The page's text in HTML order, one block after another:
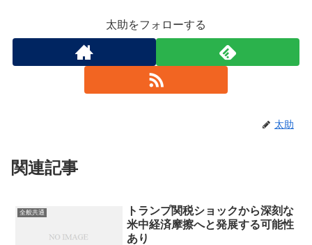
太助をフォローする
太助
関連記事
全般共通
トランプ関税ショックから深刻な
米中経済摩擦へと発展する可能性
あり